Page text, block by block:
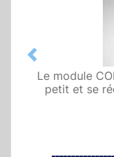
Le module
petit et se
Previous